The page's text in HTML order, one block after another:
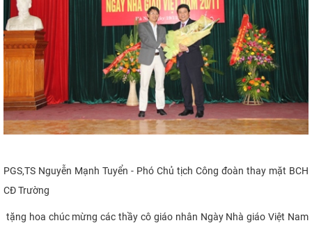
PGS,TS Nguyễn Mạnh Tuyển - Phó Chủ tịch Công đoàn thay mặt BCH
CĐ Trường
tặng hoa chúc mừng các thầy cô giáo nhân Ngày Nhà giáo Việt Nam